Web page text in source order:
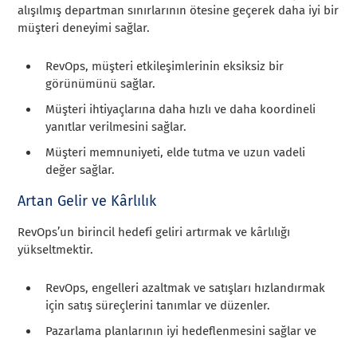
alışılmış departman sınırlarının ötesine geçerek daha iyi bir
müşteri deneyimi sağlar.
RevOps, müşteri etkileşimlerinin eksiksiz bir
görünümünü sağlar.
Müşteri ihtiyaçlarına daha hızlı ve daha koordineli
yanıtlar verilmesini sağlar.
Müşteri memnuniyeti, elde tutma ve uzun vadeli
değer sağlar.
Artan Gelir ve Kârlılık
RevOps’un birincil hedefi geliri artırmak ve kârlılığı
yükseltmektir.
RevOps, engelleri azaltmak ve satışları hızlandırmak
için satış süreçlerini tanımlar ve düzenler.
Pazarlama planlarının iyi hedeflenmesini sağlar ve